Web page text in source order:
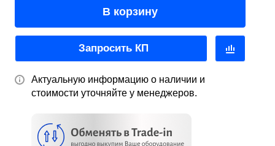
В корзину
Запросить КП
Актуальную информацию о наличии и
стоимости уточняйте у менеджеров.